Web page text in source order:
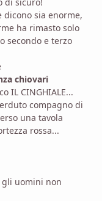
dicono sia enorme,
ha rimasto solo
secondo e terzo
chiovari
IL CINGHIALE...
compagno di
una tavola
rossa...
gli uomini non